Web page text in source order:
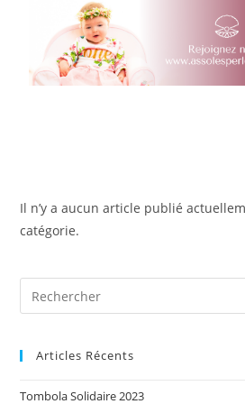
Il n’y a aucun article publié
catégorie.
Articles Récents
Tombola Solidaire 2023